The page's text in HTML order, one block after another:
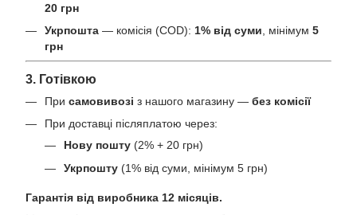
20 грн
Укрпошта — комісія (COD): 1% від суми , мінімум 5
грн
3. Готівкою
При самовивозі з нашого магазину — без комісії
При доставці післяплатою через:
Нову пошту (2% + 20 грн)
Укрпошту (1% від суми, мінімум 5 грн)
Гарантія від виробника 12 місяців.